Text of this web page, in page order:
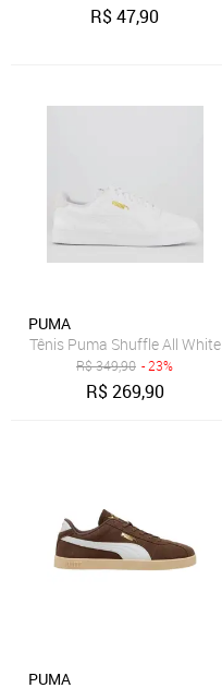
R$47,90
PUMA
Tênis Puma Shuffle All White
R$349,90 - 23%
R$269,90
PUMA